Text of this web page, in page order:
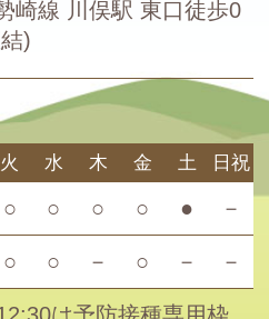
崎線 川俣駅 東口徒歩0
)
火 水 木 金 土 日祝
○ ○ ○ ○ ● －
○ ○ － ○ － －